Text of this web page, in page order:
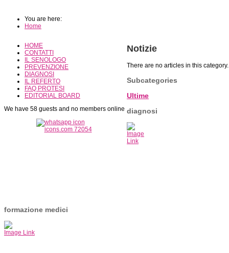
You are here:
Home
HOME
CONTATTI
IL SENOLOGO
PREVENZIONE
DIAGNOSI
IL REFERTO
FAQ PROTESI
EDITORIAL BOARD
We have 58 guests and no members online
Notizie
There are no articles in this
Subcategories
Ultime
diagnosi
Image
Link
formazione medici
Image Link